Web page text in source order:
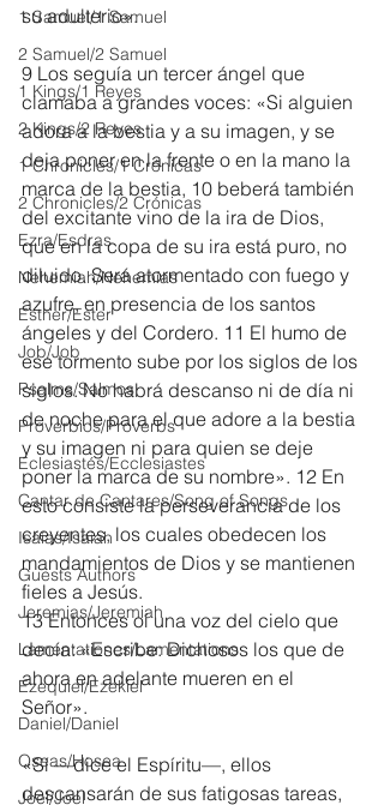
1 Samuel/1 Samuel
2 Samuel/2 Samuel
1 Kings/1 Reyes
2 Kings/2 Reyes
1 Chronicles/1 Crónicas
2 Chronicles/2 Crónicas
Ezra/Esdras
Nehemiah/Nehemías
Esther/Ester
Job/Job
Psalms/Salmos
Proverbios/Proverbs
Eclesiastés/Ecclesiastes
Cantar de Cantares/Song of Songs
Isaías/Isaiah
Guests Authors
Jeremias/Jeremiah
Lamentationes/Lamentations
Ezequiel/Ezekiel
Daniel/Daniel
Oseas/Hosea
Joel/Joel
su adulterio».
9 Los seguía un tercer ángel que
clamaba a grandes voces: «Si alguien
adora a la bestia y a su imagen, y se
deja poner en la frente o en la mano la
marca de la bestia, 10 beberá también
del excitante vino de la ira de Dios,
que en la copa de su ira está puro, no
diluido. Será atormentado con fuego y
azufre, en presencia de los santos
ángeles y del Cordero. 11 El humo de
ese tormento sube por los siglos de los
siglos. No habrá descanso ni de día ni
de noche para el que adore a la bestia
y su imagen ni para quien se deje
poner la marca de su nombre». 12 En
esto consiste la perseverancia de los
creyentes, los cuales obedecen los
mandamientos de Dios y se mantienen
fieles a Jesús.
13 Entonces oí una voz del cielo que
decía: «Escribe: Dichosos los que de
ahora en adelante mueren en el
Señor».
«Sí —dice el Espíritu—, ellos
descansarán de sus fatigosas tareas,